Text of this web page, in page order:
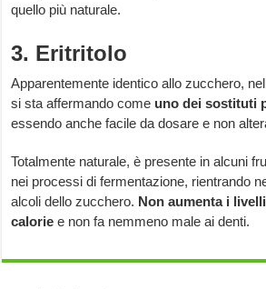
quello più naturale.
3. Eritritolo
Apparentemente identico allo zucchero,
si sta affermando come uno dei sostituti
essendo anche facile da dosare e non
Totalmente naturale, è presente in alcuni
nei processi di fermentazione, rientrando
alcoli dello zucchero. Non aumenta i
calorie e non fa nemmeno male ai denti.